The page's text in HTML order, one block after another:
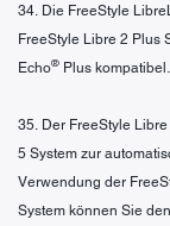
34. Die FreeStyle
FreeStyle Libre 2 Plus
Echo® Plus kompatibel.
35. Der FreeStyle
5 System zur
Verwendung der
System können Sie